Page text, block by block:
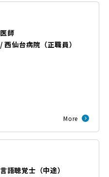
医師
/西仙台病院 （正職員）
More
言語聴覚士（中途）